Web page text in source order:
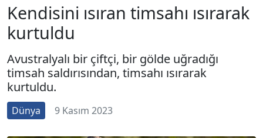
Kendisini ısıran timsahı ısırarak
kurtuldu
Avustralyalı bir çiftçi, bir gölde uğradığı
timsah saldırısından, timsahı ısırarak
kurtuldu.
Dünya 9 Kasım 2023